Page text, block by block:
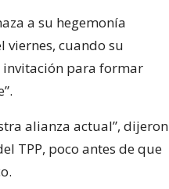
a su hegemonía
viernes, cuando su
invitación para formar
alianza actual”, dijeron
TPP, poco antes de que